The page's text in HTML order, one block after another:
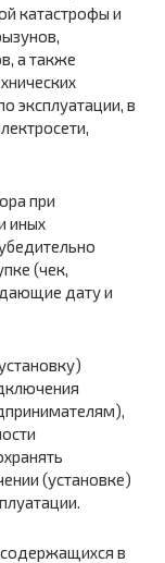
катастрофы и
а также
эксплуатации, в
при
иных
(чек,
дату и
(установке)
в